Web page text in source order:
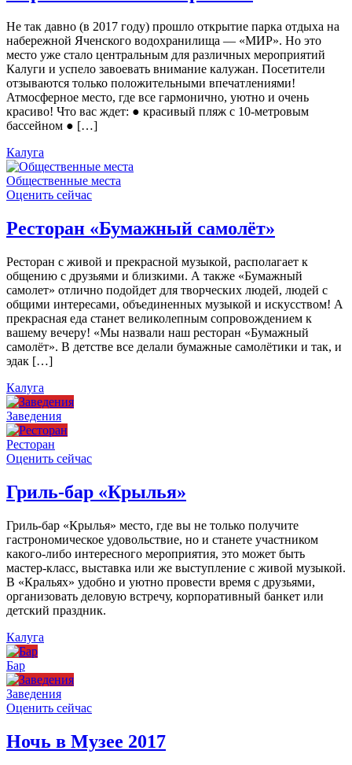
Не так давно (в 2017 году) прошло открытие парка отдыха на
набережной Яченского водохранилища — «МИР». Но это
место уже стало центральным для различных мероприятий
Калуги и успело завоевать внимание калужан. Посетители
отзываются только положительными впечатлениями!
Атмосферное место, где все гармонично, уютно и очень
красиво! Что вас ждет: ● красивый пляж с 10-метровым
бассейном ● […]
Калуга
Общественные места
Оценить сейчас
Ресторан «Бумажный самолёт»
Ресторан с живой и прекрасной музыкой, располагает к
общению с друзьями и близкими. А также «Бумажный
самолет» отлично подойдет для творческих людей, людей с
общими интересами, объединенных музыкой и искусством! А
прекрасная еда станет великолепным сопровождением к
вашему вечеру! «Мы назвали наш ресторан «Бумажный
самолёт». В детстве все делали бумажные самолётики и так, и
эдак […]
Калуга
Заведения
Ресторан
Оценить сейчас
Гриль-бар «Крылья»
Гриль-бар «Крылья» место, где вы не только получите
гастрономическое удовольствие, но и станете участником
какого-либо интересного мероприятия, это может быть
мастер-класс, выставка или же выступление с живой музыкой.
В «Кральях» удобно и уютно провести время с друзьями,
организовать деловую встречу, корпоративный банкет или
детский праздник.
Калуга
Бар
Заведения
Оценить сейчас
Ночь в Музее 2017